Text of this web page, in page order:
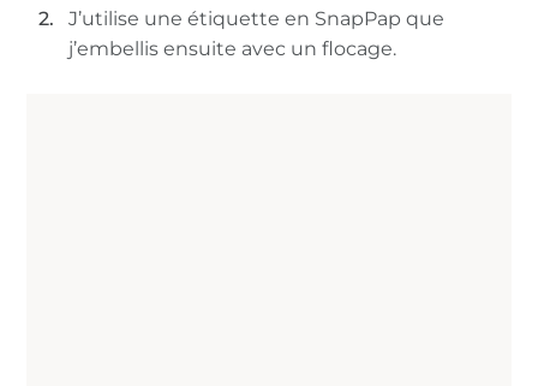
J’utilise une étiquette en SnapPap que
j’embellis ensuite avec un flocage.